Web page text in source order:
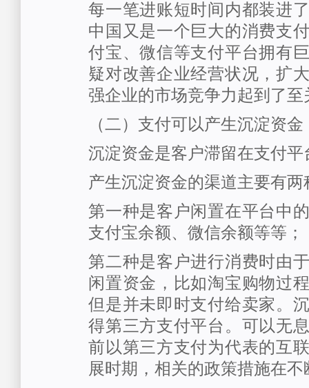
每一笔进账短时间内都装进
中国又是一个巨大的消费支
付宝、微信等支付平台拥有
疑对改善企业经营状况，扩
强企业的市场竞争力起到了
（二）支付可以产生沉淀资金
沉淀资金是客户滞留在支付平
产生沉淀资金的渠道主要有两
第一种是客户闲置在平台中
支付宝余额、微信余额等等；
第二种是客户进行消费时由
闲置资金，比如淘宝购物过
但是并未即时支付给卖家。
得第三方支付平台。可以无
前以第三方支付为代表的互
展时期，相关的政策措施在不